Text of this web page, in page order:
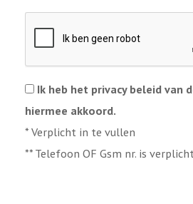
Ik heb het privacy beleid van
hiermee akkoord.
* Verplicht in te vullen
** Telefoon OF Gsm nr. is